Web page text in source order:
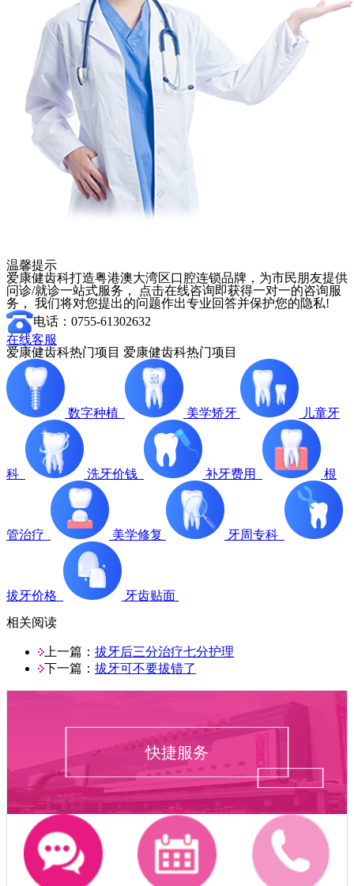
温馨提示
爱康健齿科打造粤港澳大湾区口腔连锁品牌，为市民朋友提供
问诊/就诊一站式服务， 点击在线咨询即获得一对一的咨询服
务， 我们将对您提出的问题作出专业回答并保护您的隐私!
电话：0755-61302632
在线客服
爱康健齿科热门项目 爱康健齿科热门项目
数字种植 美学矫牙 儿童牙
科 洗牙价钱 补牙费用 根
管治疗 美学修复 牙周专科
拔牙价格
牙齿贴面
相关阅读
上一篇： 拔牙后三分治疗七分护理
下一篇： 拔牙可不要拔错了
快捷服务